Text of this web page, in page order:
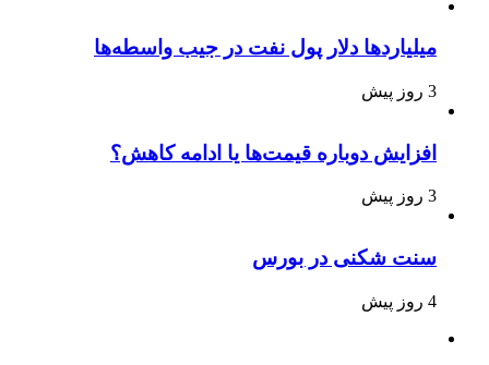
میلیاردها دلار پول نفت در جیب واسطه‌ها
3 روز پیش
افزایش دوباره قیمت‌ها یا ادامه کاهش؟
3 روز پیش
سنت شکنی در بورس
4 روز پیش